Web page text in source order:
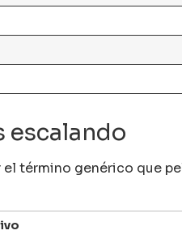
escalando
término genérico que